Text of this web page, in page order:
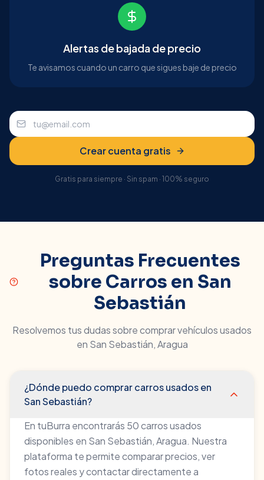
Alertas de bajada de precio
Te avisamos cuando un carro que sigues baje de precio
Crear cuenta gratis
Gratis para siempre · Sin spam · 100% seguro
Preguntas Frecuentes
sobre Carros en San
Sebastián
Resolvemos tus dudas sobre comprar vehículos usados
en San Sebastián,Aragua
¿Dónde puedo comprar carros usados en
San Sebastián?
En tuBurra encontrarás 50 carros usados
disponibles en San Sebastián, Aragua. Nuestra
plataforma te permite comparar precios, ver
fotos reales y contactar directamente a